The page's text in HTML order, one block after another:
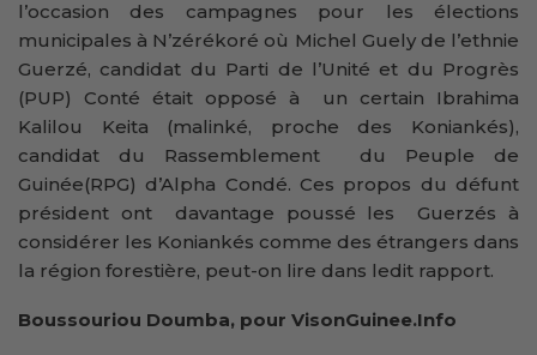
l’occasion des campagnes pour les élections
municipales à N’zérékoré où Michel Guely de l’ethnie
Guerzé, candidat du Parti de l’Unité et du Progrès
(PUP) Conté était opposé à un certain Ibrahima
Kalilou Keita (malinké, proche des Koniankés),
candidat du Rassemblement du Peuple de
Guinée(RPG) d’Alpha Condé. Ces propos du défunt
président ont davantage poussé les Guerzés à
considérer les Koniankés comme des étrangers dans
la région forestière, peut-on lire dans ledit rapport.
Boussouriou Doumba, pour VisonGuinee.Info